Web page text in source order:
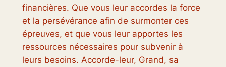
financières. Que vous leur accordes la force
et la persévérance afin de surmonter ces
épreuves, et que vous leur apportes les
ressources nécessaires pour subvenir à
leurs besoins. Accorde-leur, Grand, sa